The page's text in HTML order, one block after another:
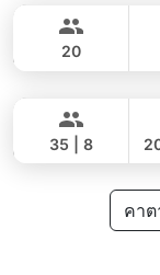
CUSTOM
20
LEOPARD 51FT
35 | 8
คาต